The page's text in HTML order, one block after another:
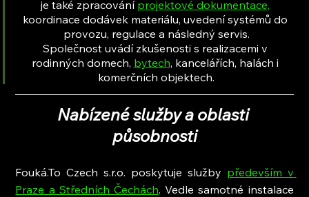
je také zpracování projektové dokumentace,
koordinace dodávek materiálu, uvedení systémů do
provozu, regulace a následný servis.
Společnost uvádí zkušenosti s realizacemi v
rodinných domech, bytech, kancelářích, halách i
komerčních objektech.
Nabízené služby a oblasti
působnosti
Fouká.To Czech s.r.o. poskytuje služby především v
Praze a Středních Čechách. Vedle samotné instalace